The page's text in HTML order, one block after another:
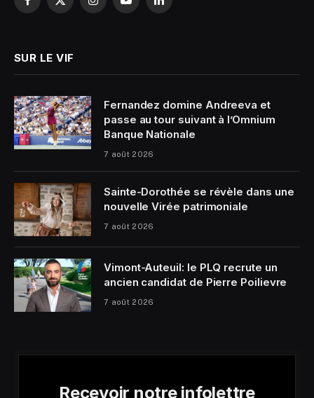
Facebook
X
InstagramYouTubeLinkedIn
SUR LE VIF
Fernandez domine Andreeva et
passe au tour suivant à l’Omnium
Banque Nationale
7 août 2026
Sainte-Dorothée se révèle dans une
nouvelle Virée patrimoniale
7 août 2026
Vimont-Auteuil: le PLQ recrute un
ancien candidat de Pierre Poilievre
7 août 2026
Recevoir notre infolettre